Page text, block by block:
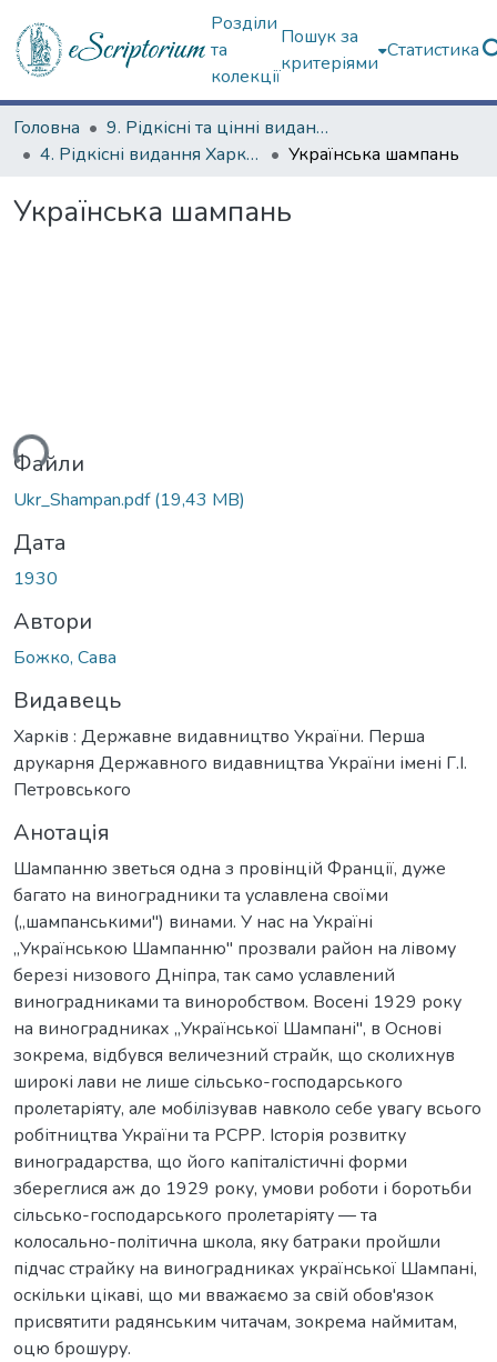
Розділи
та
колекції
Пошук за
критеріями
Статистика
Головна
9. Рідкісні та цінні видання
4. Рідкісні видання Харкова ХХ ст.
Українська шампань
Українська шампань
Файли
Ukr_Shampan.pdf(19,43 MB)
Дата
1930
Автори
Божко, Сава
Видавець
Харків : Державне видавництво України. Перша
друкарня Державного видавництва України імені Г.І.
Петровського
Анотація
Шампанню зветься одна з провінцій Франції, дуже
багато на виноградники та уславлена своїми
(„шампанськими") винами. У нас на Україні
„Українською Шампанню" прозвали район на лівому
березі низового Дніпра, так само уславлений
виноградниками та виноробством. Восені 1929 року
на виноградниках „Української Шампані", в Основі
зокрема, відбувся величезний страйк, що сколихнув
широкі лави не лише сільсько-господарського
пролетаріяту, але мобілізував навколо себе увагу всього
робітництва України та РСРР. Історія розвитку
виноградарства, що його капіталістичні форми
збереглися аж до 1929 року, умови роботи і боротьби
сільсько-господарського пролетаріяту — та
колосально-політична школа, яку батраки пройшли
підчас страйку на виноградниках української Шампані,
оскільки цікаві, що ми вважаємо за свій обов'язок
присвятити радянським читачам, зокрема наймитам,
оцю брошуру.